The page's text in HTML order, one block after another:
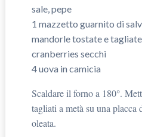
sale, pepe
1 mazzetto guarnito di
mandorle tostate e
cranberries secchi
4 uova in camicia
Scaldare il forno a 180°.
tagliati a metà su una placca
oleata.